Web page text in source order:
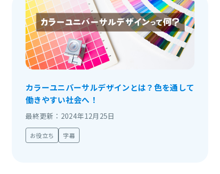
カラーユニバーサルデザインとは？色を通して
働きやすい社会へ！
最終更新：2024年12月25日
お役立ち 字幕